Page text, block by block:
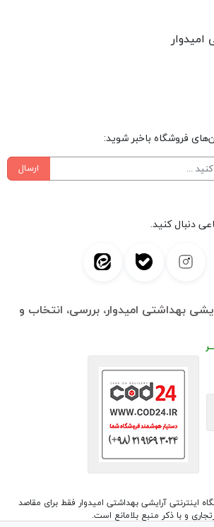
امیدوار
فروشگاه باخبر شوید:
ارسال
دنبال کنید.
بهداشتی امیدوار، بررسی، انتخاب و
اینترنتی آرایشی بهداشتی امیدوار فقط برای مقاصد
و با ذکر منبع بلامانع است.